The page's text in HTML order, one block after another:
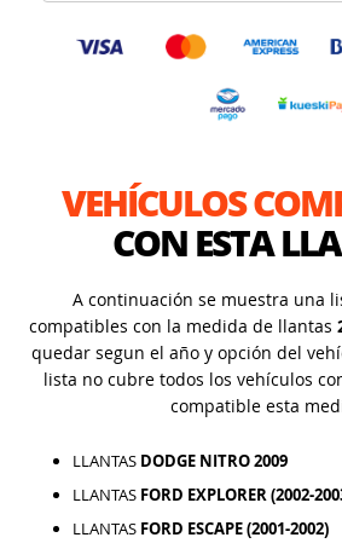
VEHÍCULOS
CON ESTA
A continuación se muestra una
compatibles con la medida de llantas
quedar segun el año y opción del
lista no cubre todos los vehículos
compatible esta
LLANTAS DODGE NITRO 2009
LLANTAS FORD EXPLORER (2002-
LLANTAS FORD ESCAPE (2001-2002)